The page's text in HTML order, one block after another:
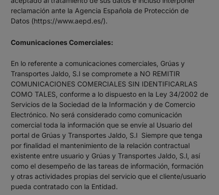
reclamación ante la Agencia Española de Protección de
Datos (https://www.aepd.es/).
Comunicaciones Comerciales:
En lo referente a comunicaciones comerciales, Grúas y
Transportes Jaldo, S.l se compromete a NO REMITIR
COMUNICACIONES COMERCIALES SIN IDENTIFICARLAS
COMO TALES, conforme a lo dispuesto en la Ley 34/2002 de
Servicios de la Sociedad de la Información y de Comercio
Electrónico. No será considerado como comunicación
comercial toda la información que se envíe al Usuario del
portal de Grúas y Transportes Jaldo, S.l Siempre que tenga
por finalidad el mantenimiento de la relación contractual
existente entre usuario y Grúas y Transportes Jaldo, S.l, así
como el desempeño de las tareas de información, formación
y otras actividades propias del servicio que el cliente/usuario
pueda contratado con la Entidad.